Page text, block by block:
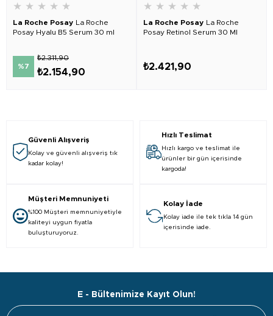
★ ★ ★ ★ ★
La Roche Posay La Roche
Posay Hyalu B5 Serum 30 ml
%7
₺2.154,90
₺2.311,90
★ ★ ★ ★ ★
La Roche Posay La Roche
Posay Retinol Serum 30 Ml
₺2.421,90
Güvenli Alışveriş
Kolay ve güvenli alışveriş tık
kadar kolay!
Hızlı Teslimat
Hızlı kargo ve teslimat ile
ürünler bir gün içerisinde
kargoda!
Müşteri Memnuniyeti
%100 Müşteri memnuniyetiyle
kaliteyi uygun fiyatla
buluşturuyoruz.
Kolay İade
Kolay iade ile tek tıkla 14 gün
içerisinde iade.
E - Bültenimize Kayıt Olun!